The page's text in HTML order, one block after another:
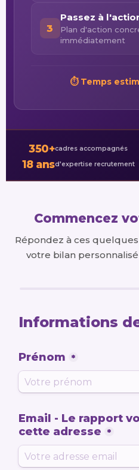
3
Passez à
Plan d'action
immédiatement
⏱ Temps
350+cadres accompagnés
18 ansd'expertise recrutement
Commencez
Répondez à ces
votre bilan